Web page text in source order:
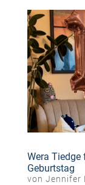
Wera Tiedge
Geburtstag
von Jennifer